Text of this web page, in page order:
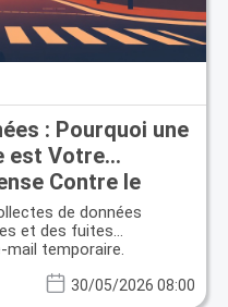
: Pourquoi une
est Votre
Contre le
de données
et des fuites
mail temporaire.
30/05/2026 08:00